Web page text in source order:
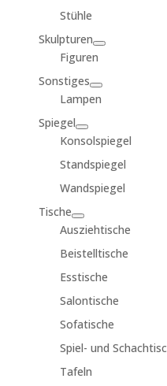
Stühle
Skulpturen
Figuren
Sonstiges
Lampen
Spiegel
Konsolspiegel
Standspiegel
Wandspiegel
Tische
Ausziehtische
Beistelltische
Esstische
Salontische
Sofatische
Spiel- und
Tafeln